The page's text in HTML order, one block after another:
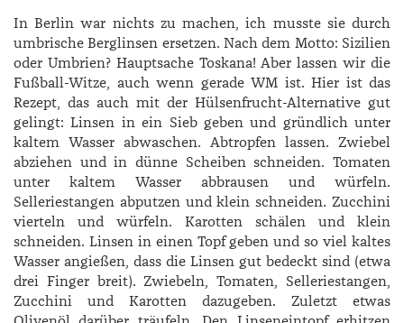
In Berlin war nichts zu machen, ich musste sie durch
umbrische Berglinsen ersetzen. Nach dem Motto: Sizilien
oder Umbrien? Hauptsache Toskana! Aber lassen wir die
Fußball-Witze, auch wenn gerade WM ist. Hier ist das
Rezept, das auch mit der Hülsenfrucht-Alternative gut
gelingt: Linsen in ein Sieb geben und gründlich unter
kaltem Wasser abwaschen. Abtropfen lassen. Zwiebel
abziehen und in dünne Scheiben schneiden. Tomaten
unter kaltem Wasser abbrausen und würfeln.
Selleriestangen abputzen und klein schneiden. Zucchini
vierteln und würfeln. Karotten schälen und klein
schneiden. Linsen in einen Topf geben und so viel kaltes
Wasser angießen, dass die Linsen gut bedeckt sind (etwa
drei Finger breit). Zwiebeln, Tomaten, Selleriestangen,
Zucchini und Karotten dazugeben. Zuletzt etwas